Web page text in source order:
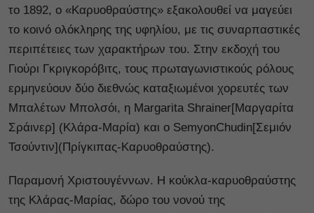
το 1892, ο «Καρυοθραύστης» εξακολουθεί να μαγεύει
το κοινό ολόκληρης της υφηλίου, με τις συναρπαστικές
περιπέτειες των χαρακτήρων του. Στην εκδοχή του
Γιούρι Γκριγκορόβιτς, τους πρωταγωνιστικούς ρόλους
ερμηνεύουν δύο διεθνώς καταξιωμένοι χορευτές των
Μπαλέτων Μπολσόι, η Margarita Shrainer[Μαργαρίτα
Σράινερ] (Κλάρα-Μαρία) και ο SemyonChudin[Σεμιόν
Τσούντιν](Πρίγκιπας-Καρυοθραύστης).
Παραμονή Χριστουγέννων. Η κούκλα-καρυοθραύστης
της Κλάρας-Μαρίας, δώρο του νονού της